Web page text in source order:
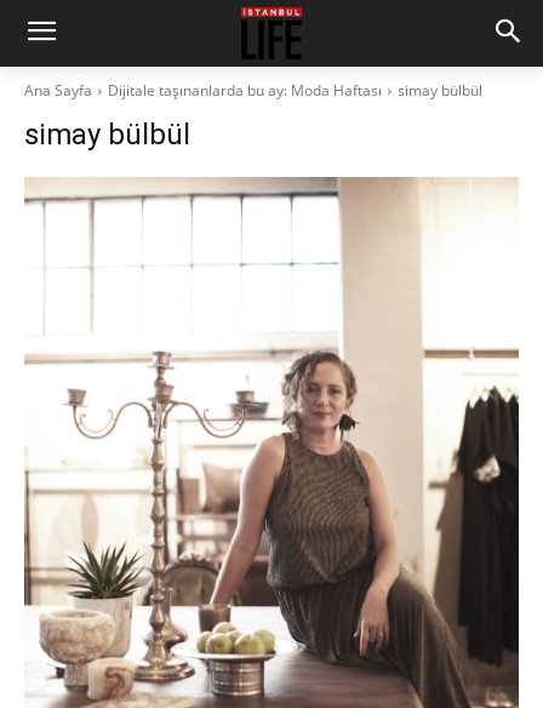
Ana Sayfa Dijitale taşınanlarda bu ay: Moda Haftası simay bülbül
simay bülbül